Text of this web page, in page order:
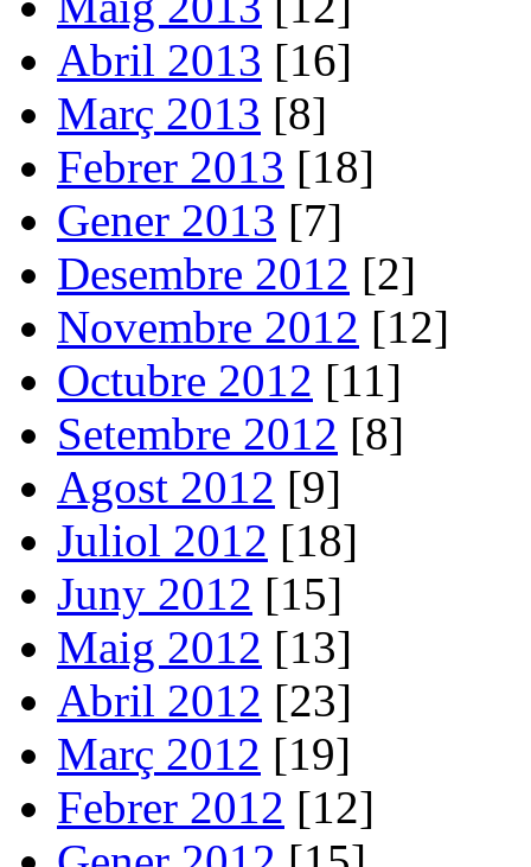
Abril 2013 [16]
Març 2013 [8]
Febrer 2013 [18]
Gener 2013 [7]
Desembre 2012 [2]
Novembre 2012 [12]
Octubre 2012 [11]
Setembre 2012 [8]
Agost 2012 [9]
Juliol 2012 [18]
Juny 2012 [15]
Maig 2012 [13]
Abril 2012 [23]
Març 2012 [19]
Febrer 2012 [12]